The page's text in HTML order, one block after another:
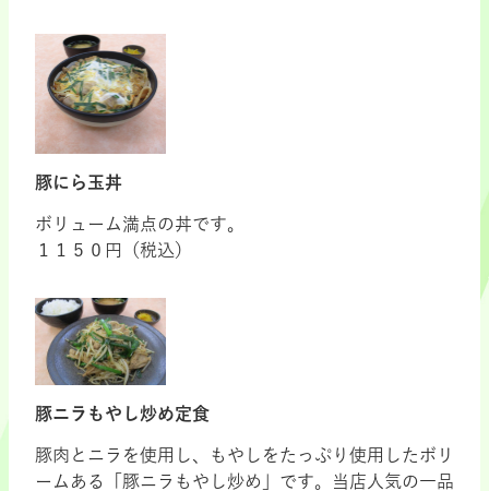
豚にら玉丼
ボリューム満点の丼です。
１１５０円（税込）
豚ニラもやし炒め定食
豚肉とニラを使用し、もやしをたっぷり使用したボリ
ームある「豚ニラもやし炒め」です。当店人気の一品